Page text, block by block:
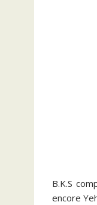
B.K.S
encore